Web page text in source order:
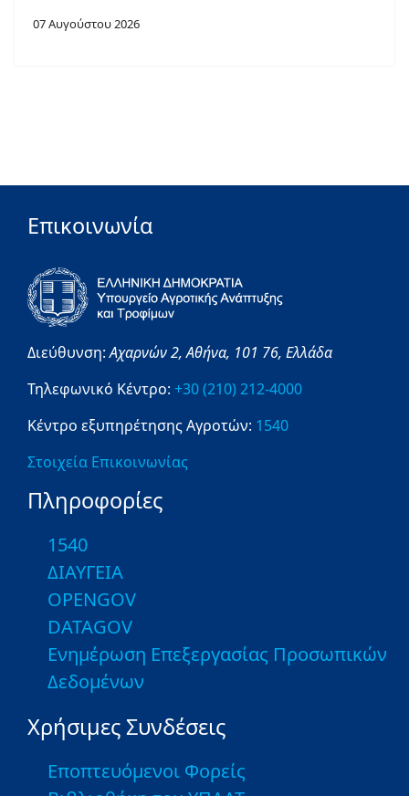
07 Αυγούστου 2026
Επικοινωνία
Διεύθυνση:Αχαρνών 2,Αθήνα, 101 76, Ελλάδα
Τηλεφωνικό Κέντρο: +30 (210) 212-4000
Κέντρο εξυπηρέτησης Αγροτών: 1540
Στοιχεία Επικοινωνίας
Πληροφορίες
1540
ΔΙΑΥΓΕΙΑ
OPENGOV
DATAGOV
Ενημέρωση Επεξεργασίας Προσωπικών
Δεδομένων
Χρήσιμες Συνδέσεις
Εποπτευόμενοι Φορείς